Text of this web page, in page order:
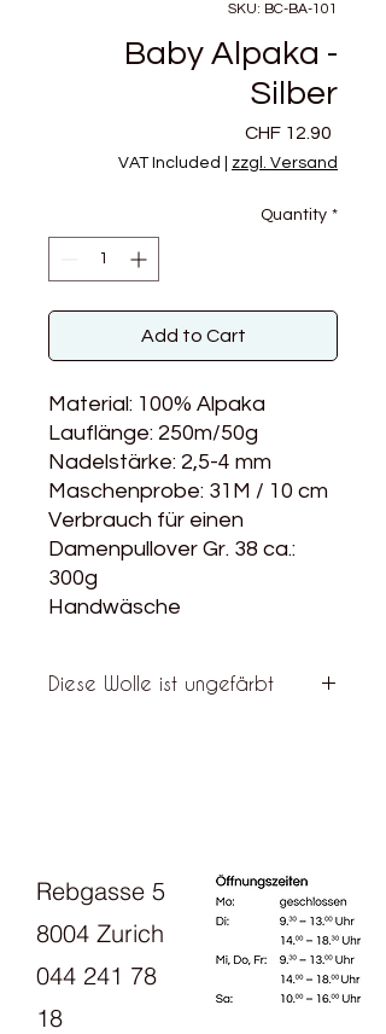
SKU: BC-BA-101
Baby Alpaka -
Silber
CHF 12.90
VAT Included zzgl. Versand
Quantity *
Add to Cart
Material: 100% Alpaka
Lauflänge: 250m/50g
Nadelstärke: 2,5-4 mm
Maschenprobe: 31M / 10 cm
Verbrauch für einen
Damenpullover Gr. 38 ca.:
300g
Handwäsche
Diese Wolle ist ungefärbt
Rebgasse 5
8004 Zurich
044 241 78
18